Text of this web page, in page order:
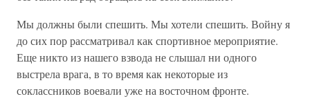
Мы должны были спешить. Мы хотели спешить. Войну я
до сих пор рассматривал как спортивное мероприятие.
Еще никто из нашего взвода не слышал ни одного
выстрела врага, в то время как некоторые из
соклассников воевали уже на восточном фронте.